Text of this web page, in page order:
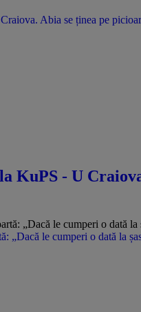
Abia se ținea pe
KuPS - U
„Dacă le cumperi o dată la